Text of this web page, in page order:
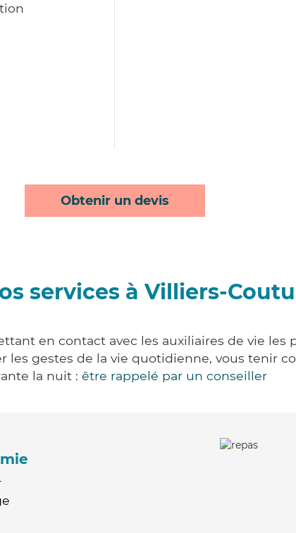
Obtenir un devis
services à Villiers-
en contact avec les auxiliaires de vie les
les gestes de la vie quotidienne, vous tenir
la nuit : être rappelé par un conseiller